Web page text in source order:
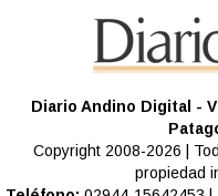
Diario Andino Digital -
Copyright 2008-2026 |
propiedad